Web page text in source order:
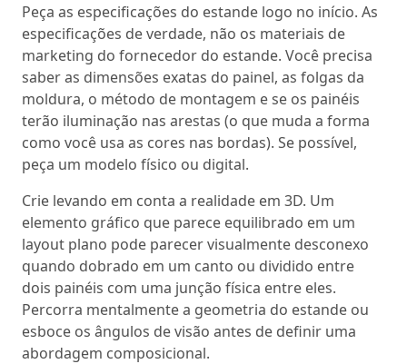
Peça as especificações do estande logo no início. As
especificações de verdade, não os materiais de
marketing do fornecedor do estande. Você precisa
saber as dimensões exatas do painel, as folgas da
moldura, o método de montagem e se os painéis
terão iluminação nas arestas (o que muda a forma
como você usa as cores nas bordas). Se possível,
peça um modelo físico ou digital.
Crie levando em conta a realidade em 3D. Um
elemento gráfico que parece equilibrado em um
layout plano pode parecer visualmente desconexo
quando dobrado em um canto ou dividido entre
dois painéis com uma junção física entre eles.
Percorra mentalmente a geometria do estande ou
esboce os ângulos de visão antes de definir uma
abordagem composicional.